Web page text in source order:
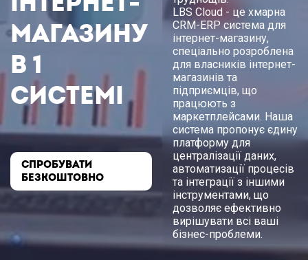
магазину
в 1
системі
СПРОБУВАТИ
БЕЗКОШТОВНО
LBS Cloud - це хмарна
CRM-ERP система для
інтернет-магазину,
спеціально розроблена
для власників інтернет-
магазинів та
підприємців, що
працюють з
маркетплейсами. Наша
система пропонує єдину
платформу для
централізації даних,
автоматизації процесів
та інтеграції з іншими
інструментами, що
дозволяє ефективно
вирішувати всі ваші
бізнес-проблеми.